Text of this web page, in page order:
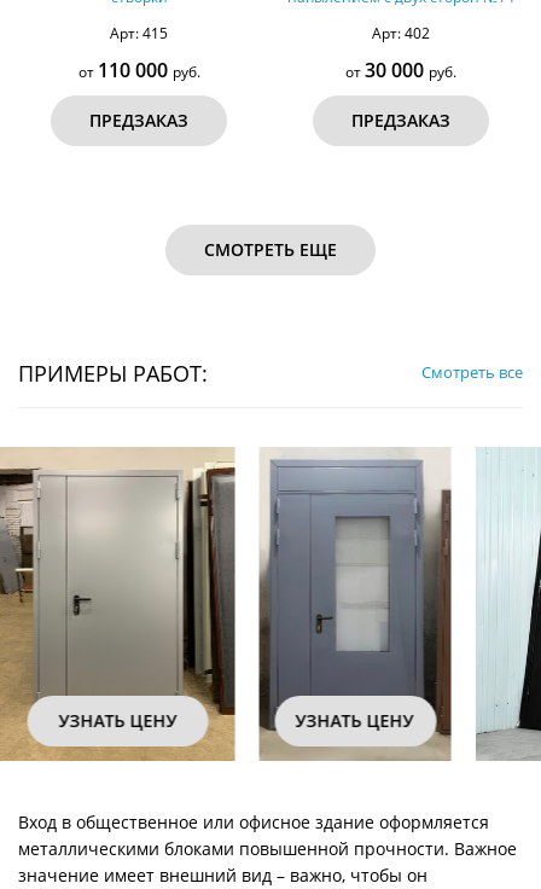
Арт: 415
от 110 000 руб.
ПРЕДЗАКАЗ
Арт: 402
от30 000 руб.
ПРЕДЗАКАЗ
СМОТРЕТЬ ЕЩЕ
ПРИМЕРЫ РАБОТ: Смотреть все
УЗНАТЬ ЦЕНУ УЗНАТЬ ЦЕНУ
Вход в общественное или офисное здание оформляется
металлическими блоками повышенной прочности. Важное
значение имеет внешний вид – важно, чтобы он